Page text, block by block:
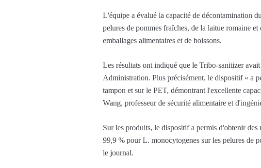
L'équipe a évalué la capacité de décontamination
pelures de pommes fraîches, de la laitue romaine
emballages alimentaires et de boissons.
Les résultats ont indiqué que le Tribo-sanitizer
Administration. Plus précisément, le dispositif « a
tampon et sur le PET, démontrant l'excellente
Wang, professeur de sécurité alimentaire et
Sur les produits, le dispositif a permis d'obtenir
99,9 % pour L. monocytogenes sur les pelures de
le journal.